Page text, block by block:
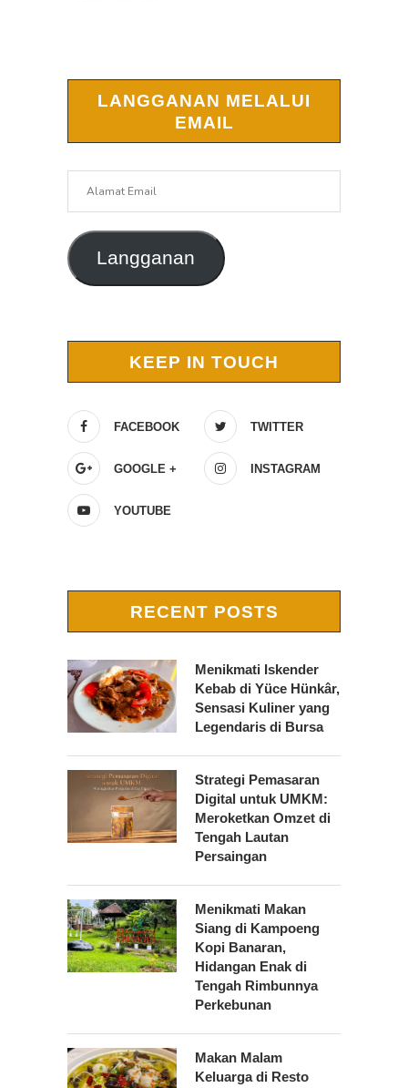
LANGGANAN MELALUI
EMAIL
Langganan
KEEP IN TOUCH
FACEBOOK TWITTER
GOOGLE + INSTAGRAM
YOUTUBE
RECENT POSTS
Menikmati Iskender
Kebab di Yüce Hünkâr,
Sensasi Kuliner yang
Legendaris di Bursa
Strategi Pemasaran
Digital untuk UMKM:
Meroketkan Omzet di
Tengah Lautan
Persaingan
Menikmati Makan
Siang di Kampoeng
Kopi Banaran,
Hidangan Enak di
Tengah Rimbunnya
Perkebunan
Makan Malam
Keluarga di Resto